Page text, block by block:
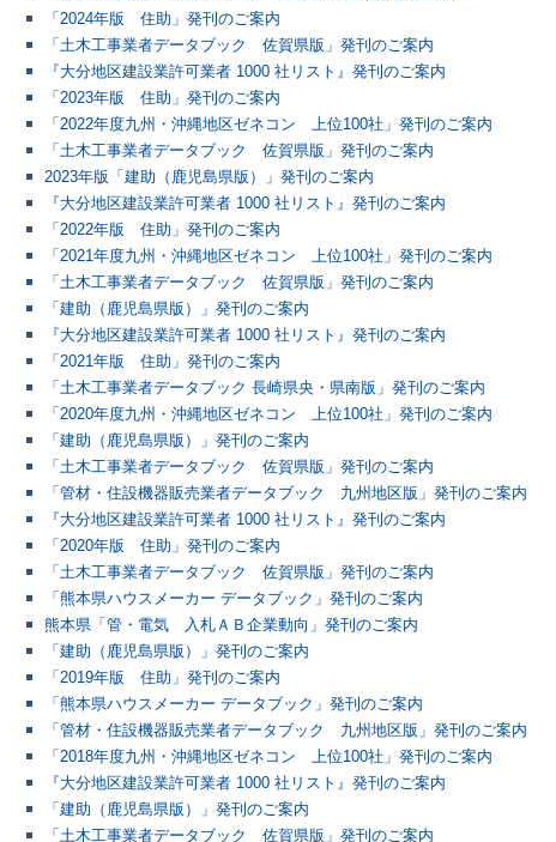
「2024年版 住助」発刊のご案内
「土木工事業者データブック 佐賀県版」発刊のご案内
『大分地区建設業許可業者 1000 社リスト』発刊のご案内
「2023年版 住助」発刊のご案内
「2022年度九州・沖縄地区ゼネコン 上位100社」発刊のご案内
「土木工事業者データブック 佐賀県版」発刊のご案内
2023年版「建助（鹿児島県版）」発刊のご案内
『大分地区建設業許可業者 1000 社リスト』発刊のご案内
「2022年版 住助」発刊のご案内
「2021年度九州・沖縄地区ゼネコン 上位100社」発刊のご案内
「土木工事業者データブック 佐賀県版」発刊のご案内
「建助（鹿児島県版）」発刊のご案内
『大分地区建設業許可業者 1000 社リスト』発刊のご案内
「2021年版 住助」発刊のご案内
「土木工事業者データブック 長崎県央・県南版」発刊のご案内
「2020年度九州・沖縄地区ゼネコン 上位100社」発刊のご案内
「建助（鹿児島県版）」発刊のご案内
「土木工事業者データブック 佐賀県版」発刊のご案内
「管材・住設機器販売業者データブック 九州地区版」発刊のご案内
『大分地区建設業許可業者 1000 社リスト』発刊のご案内
「2020年版 住助」発刊のご案内
「土木工事業者データブック 佐賀県版」発刊のご案内
「熊本県ハウスメーカー データブック」発刊のご案内
熊本県「管・電気 入札ＡＢ企業動向」発刊のご案内
「建助（鹿児島県版）」発刊のご案内
「2019年版 住助」発刊のご案内
「熊本県ハウスメーカー データブック」発刊のご案内
「管材・住設機器販売業者データブック 九州地区版」発刊のご案内
「2018年度九州・沖縄地区ゼネコン 上位100社」発刊のご案内
『大分地区建設業許可業者 1000 社リスト』発刊のご案内
「建助（鹿児島県版）」発刊のご案内
「土木工事業者データブック 佐賀県版」発刊のご案内